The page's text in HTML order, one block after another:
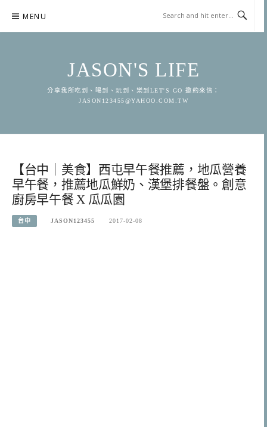
content
MENU
JASON'S LIFE
分享我所吃到、喝到、玩到、樂到LET'S GO 邀約來信：
JASON123455@YAHOO.COM.TW
【台中｜美食】西屯早午餐推薦，地瓜營養
早午餐，推薦地瓜鮮奶、漢堡排餐盤。創意
廚房早午餐 X 瓜瓜園
台中 JASON123455 2017-02-08